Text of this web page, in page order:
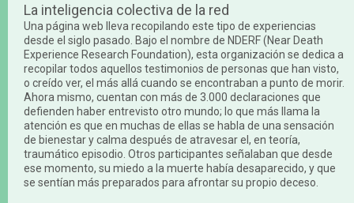
La inteligencia colectiva de la red
Una página web lleva recopilando este tipo de experiencias
desde el siglo pasado. Bajo el nombre de NDERF (Near Death
Experience Research Foundation), esta organización se dedica a
recopilar todos aquellos testimonios de personas que han visto,
o creído ver, el más allá cuando se encontraban a punto de morir.
Ahora mismo, cuentan con más de 3.000 declaraciones que
defienden haber entrevisto otro mundo; lo que más llama la
atención es que en muchas de ellas se habla de una sensación
de bienestar y calma después de atravesar el, en teoría,
traumático episodio. Otros participantes señalaban que desde
ese momento, su miedo a la muerte había desaparecido, y que
se sentían más preparados para afrontar su propio deceso.